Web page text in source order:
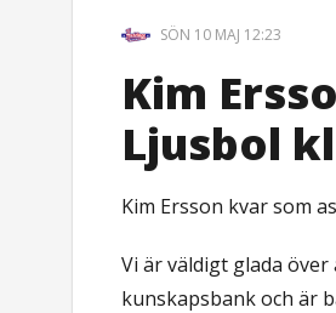
SÖN 10 MAJ 12:23
Kim
Ljusbol
Kim Ersson kvar som
Vi är väldigt glada
kunskapsbank och är